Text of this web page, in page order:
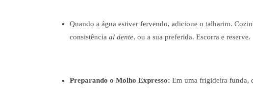
Quando a água estiver fervendo, adicione o talharim.
consistência al dente, ou a sua preferida. Escorra e reserve.
Preparando o Molho Expresso: Em uma frigideira funda,